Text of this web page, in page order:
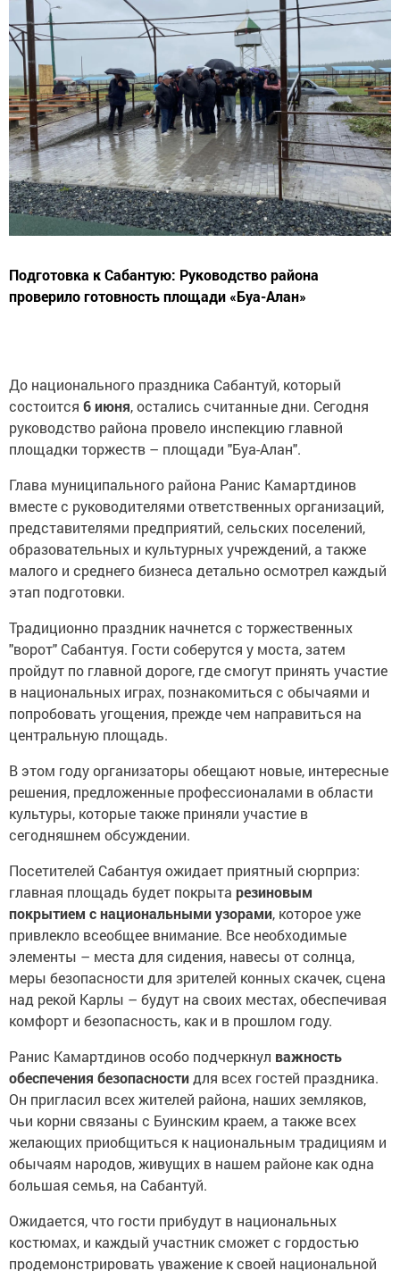
Подготовка к Сабантую: Руководство района
проверило готовность площади «Буа-Алан»
До национального праздника Сабантуй, который
состоится 6 июня, остались считанные дни. Сегодня
руководство района провело инспекцию главной
площадки торжеств – площади "Буа-Алан".
Глава муниципального района Ранис Камартдинов
вместе с руководителями ответственных организаций,
представителями предприятий, сельских поселений,
образовательных и культурных учреждений, а также
малого и среднего бизнеса детально осмотрел каждый
этап подготовки.
Традиционно праздник начнется с торжественных
"ворот" Сабантуя. Гости соберутся у моста, затем
пройдут по главной дороге, где смогут принять участие
в национальных играх, познакомиться с обычаями и
попробовать угощения, прежде чем направиться на
центральную площадь.
В этом году организаторы обещают новые, интересные
решения, предложенные профессионалами в области
культуры, которые также приняли участие в
сегодняшнем обсуждении.
Посетителей Сабантуя ожидает приятный сюрприз:
главная площадь будет покрыта резиновым
покрытием с национальными узорами, которое уже
привлекло всеобщее внимание. Все необходимые
элементы – места для сидения, навесы от солнца,
меры безопасности для зрителей конных скачек, сцена
над рекой Карлы – будут на своих местах, обеспечивая
комфорт и безопасность, как и в прошлом году.
Ранис Камартдинов особо подчеркнул важность
обеспечения безопасностидля всех гостей праздника.
Он пригласил всех жителей района, наших земляков,
чьи корни связаны с Буинским краем, а также всех
желающих приобщиться к национальным традициям и
обычаям народов, живущих в нашем районе как одна
большая семья, на Сабантуй.
Ожидается, что гости прибудут в национальных
костюмах, и каждый участник сможет с гордостью
продемонстрировать уважение к своей национальной